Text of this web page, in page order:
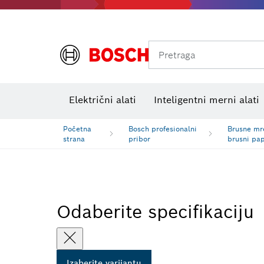
Pretraga
Električni alati Inteligentni merni alati
Početna
strana
Bosch profesionalni
pribor
Brusne
brusni
Odaberite specifikaciju